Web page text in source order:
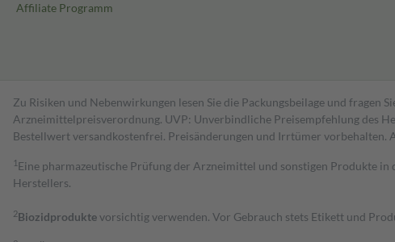
Affiliate Programm
Zu Risiken und Nebenwirkungen lesen Sie die Packungsbeilage und
Arzneimittelpreisverordnung. UVP: Unverbindliche Preisempfehlung des
Bestell­wert versand­kosten­frei. Preisänderungen und Irrtümer vorbehalten.
1 Eine pharmazeutische Prüfung der Arzneimittel und sonstigen Produkte
Herstellers.
2Biozidproduktevorsichtig verwenden. Vor Gebrauch stets Etikett und